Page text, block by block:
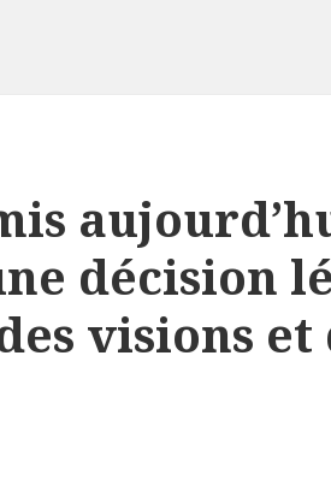
décision
visions et